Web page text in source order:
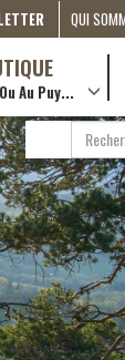
QUI
A PROPOS
PRESSE
ESPACE
2022
Au Puy...
!
!